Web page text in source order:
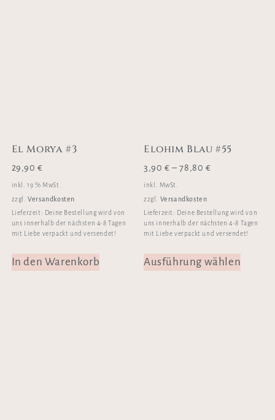
El Morya #3
29,90€
inkl. 19 % MwSt.
zzgl.Versandkosten
Lieferzeit: Deine Bestellung wird von
uns innerhalb der nächsten 4-8 Tagen
mit Liebe verpackt und versendet!
In den Warenkorb
Elohim Blau #55
3,90 €–78,80€
inkl. MwSt.
zzgl. Versandkosten
Lieferzeit: Deine Bestellung wird von
uns innerhalb der nächsten 4-8 Tagen
mit Liebe verpackt und versendet!
Ausführung wählen